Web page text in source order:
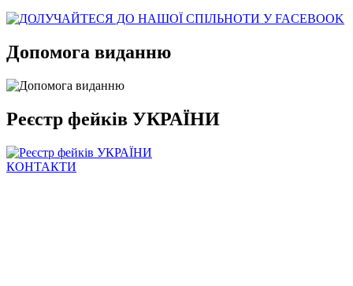
Допомога виданню
Реєстр фейків УКРАЇНИ
КОНТАКТИ